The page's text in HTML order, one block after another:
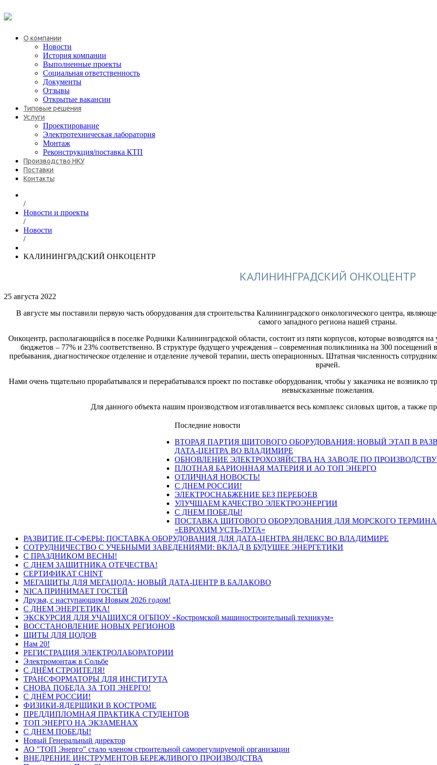
О компании
Новости
История компании
Выполненные проекты
Социальная ответственность
Документы
Отзывы
Открытые вакансии
Типовые решения
Услуги
Проектирование
Электротехническая лаборатория
Монтаж
Реконструкция/поставка КТП
Производство НКУ
Поставки
Контакты
/
Новости и проекты
/
Новости
/
КАЛИНИНГРАДСКИЙ ОНКОЦЕНТР
КАЛИНИНГРАДСКИЙ ОНКОЦЕНТР
25 августа 2022
В августе мы поставили первую часть оборудования для строительства Калининградского онкологического центра,
самого западного региона нашей страны.
Онкоцентр, располагающийся в поселке Родники Калининградской области, состоит из пяти корпусов, которые возводятся
бюджетов – 77% и 23% соответственно. В структуре будущего учреждения – современная поликлиника на 300 посещений
пребывания, диагностическое отделение и отделение лучевой терапии, шесть операционных. Штатная численность
врачей.
Нами очень тщательно прорабатывался и перерабатывался проект по поставке оборудования, чтобы у заказчика не возникло
невысказанные пожелания.
Для данного объекта нашим производством изготавливается весь комплекс силовых щитов, а также
Последние новости
ВТОРАЯ ПАРТИЯ ЩИТОВОГО ОБОРУДОВАНИЯ: НОВЫЙ ЭТАП В
ДАТА-ЦЕНТРА ВО ВЛАДИМИРЕ
ОБНОВЛЕНИЕ ЭЛЕКТРОХОЗЯЙСТВА НА ЗАВОДЕ ПО ПРОИЗВОДСТВУ
ПЛОТНАЯ БАРИОННАЯ МАТЕРИЯ И АО ТОП ЭНЕРГО
ОТЛИЧНАЯ НОВОСТЬ!
С ДНЕМ РОССИИ!
ЭЛЕКТРОСНАБЖЕНИЕ БЕЗ ПЕРЕБОЕВ
УЛУЧШАЕМ КАЧЕСТВО ЭЛЕКТРОЭНЕРГИИ
С ДНЕМ ПОБЕДЫ!
ПОСТАВКА ЩИТОВОГО ОБОРУДОВАНИЯ ДЛЯ МОРСКОГО
«ЕВРОХИМ УСТЬ-ЛУГА»
РАЗВИТИЕ IT-СФЕРЫ: ПОСТАВКА ОБОРУДОВАНИЯ ДЛЯ ДАТА-ЦЕНТРА ЯНДЕКС ВО ВЛАДИМИРЕ
СОТРУДНИЧЕСТВО С УЧЕБНЫМИ ЗАВЕДЕНИЯМИ: ВКЛАД В БУДУЩЕЕ ЭНЕРГЕТИКИ
С ПРАЗДНИКОМ ВЕСНЫ!
С ДНЕМ ЗАЩИТНИКА ОТЕЧЕСТВА!
СЕРТИФИКАТ CHINT
МЕГАЩИТЫ ДЛЯ МЕГАЦОДА: НОВЫЙ ДАТА-ЦЕНТР В БАЛАКОВО
NICA ПРИНИМАЕТ ГОСТЕЙ
Друзья, с наступающим Новым 2026 годом!
С ДНЕМ ЭНЕРГЕТИКА!
ЭКСКУРСИЯ ДЛЯ УЧАЩИХСЯ ОГБПОУ «Костромской машиностроительный техникум»
ВОССТАНОВЛЕНИЕ НОВЫХ РЕГИОНОВ
ЩИТЫ ДЛЯ ЦОДОВ
Нам 20!
РЕГИСТРАЦИЯ ЭЛЕКТРОЛАБОРАТОРИИ
Электромонтаж в Сольбе
С ДНЁМ СТРОИТЕЛЯ!
ТРАНСФОРМАТОРЫ ДЛЯ ИНСТИТУТА
СНОВА ПОБЕДА ЗА ТОП ЭНЕРГО!
С ДНЁМ РОССИИ!
ФИЗИКИ-ЯДЕРЩИКИ В КОСТРОМЕ
ПРЕДДИПЛОМНАЯ ПРАКТИКА СТУДЕНТОВ
ТОП ЭНЕРГО НА ЭКЗАМЕНАХ
С ДНЕМ ПОБЕДЫ!
Новый Генеральный директор
АО "ТОП Энерго" стало членом строительной саморегулируемой организации
ВНЕДРЕНИЕ ИНСТРУМЕНТОВ БЕРЕЖЛИВОГО ПРОИЗВОДСТВА